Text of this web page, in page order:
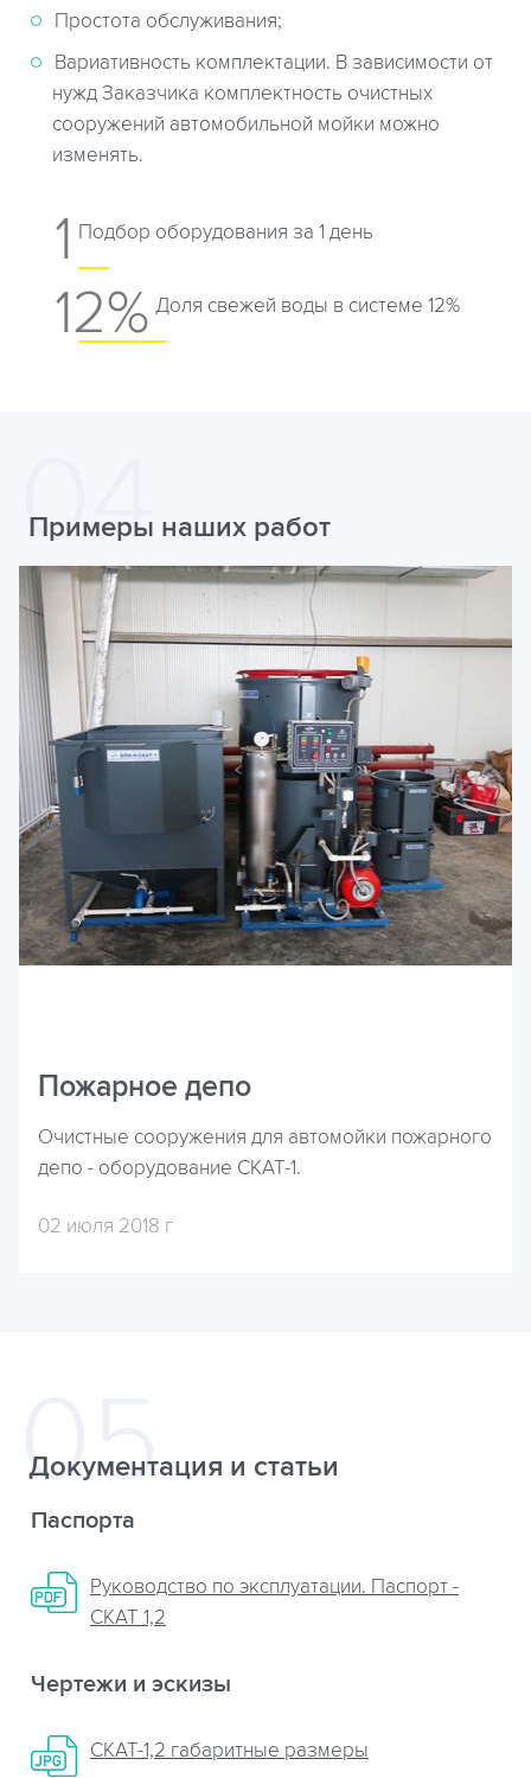
Простота обслуживания;
Вариативность комплектации. В зависимости от
нужд Заказчика комплектность очистных
сооружений автомобильной мойки можно
изменять.
1 Подбор оборудования за 1 день
12% Доля свежей воды в системе 12%
Примеры наших работ
Пожарное депо
Очистные сооружения для автомойки пожарного
депо - оборудование СКАТ-1.
02 июля 2018 г
Документация и статьи
Паспорта
Руководство по эксплуатации. Паспорт -
СКАТ 1,2
Чертежи и эскизы
СКАТ-1,2 габаритные размеры